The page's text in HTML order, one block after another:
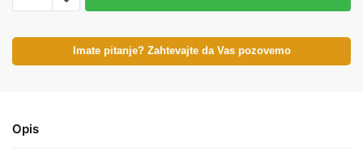
Imate pitanje? Zahtevajte da Vas pozovemo
Opis